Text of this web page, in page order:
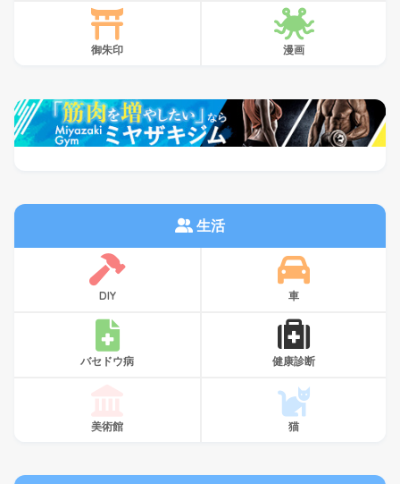
御朱印 漫画
生活
DIY 車
バセドウ病 健康診断
美術館 猫